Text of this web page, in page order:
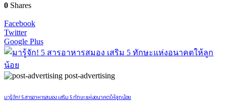
0 Shares
Facebook
Twitter
Google Plus
post-advertising
มารู้จัก! 5 สารอาหารสมอง เสริม 5 ทักษะแห่งอนาคตให้ลูกน้อย